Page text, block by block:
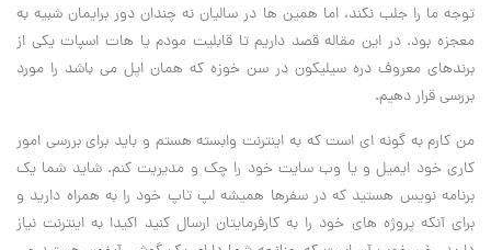
توجه ما را جلب نکند، اما همین ها در سالیان نه چندان دور برایمان شبیه به
معجزه بود. در این مقاله قصد داریم تا قابلیت مودم یا هات اسپات یکی از
برندهای معروف دره سیلیکون در سن خوزه که همان اپل می باشد را مورد
بررسی قرار دهیم.
من کارم به گونه ای است که به اینترنت وابسته هستم و باید برای بررسی امور
کاری خود ایمیل و یا وب سایت خود را چک و مدیریت کنم. شاید شما یک
برنامه نویس هستید که در سفرها همیشه لپ تاپ خود را به همراه دارید و
برای آنکه پروژه های خود را به کارفرمایتان ارسال کنید اکیدا به اینترنت نیاز